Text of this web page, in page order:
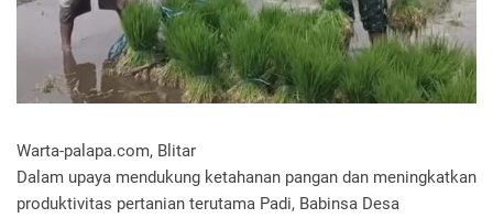
Warta-palapa.com, Blitar
Dalam upaya mendukung ketahanan pangan dan meningkatkan
produktivitas pertanian terutama Padi, Babinsa Desa